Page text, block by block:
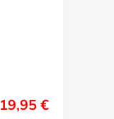
19,95€